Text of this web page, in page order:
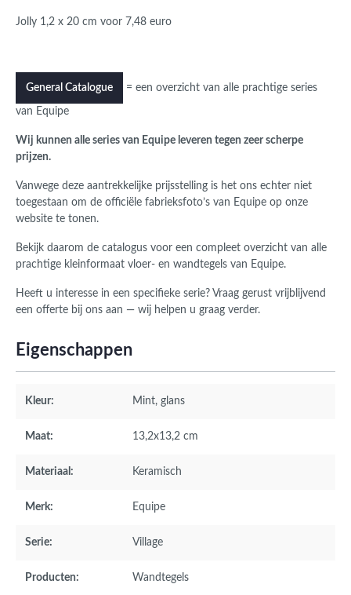
Jolly 1,2 x 20 cm voor 7,48 euro
General Catalogue = een overzicht van alle prachtige series
van Equipe
Wij kunnen alle series van Equipe leveren tegen zeer scherpe
prijzen.
Vanwege deze aantrekkelijke prijsstelling is het ons echter niet
toegestaan om de officiële fabrieksfoto’s van Equipe op onze
website te tonen.
Bekijk daarom de catalogus voor een compleet overzicht van alle
prachtige kleinformaat vloer- en wandtegels van Equipe.
Heeft u interesse in een specifieke serie? Vraag gerust vrijblijvend
een offerte bij ons aan — wij helpen u graag verder.
Eigenschappen
Kleur: Mint, glans
Maat: 13,2x13,2 cm
Materiaal: Keramisch
Merk: Equipe
Serie: Village
Producten: Wandtegels